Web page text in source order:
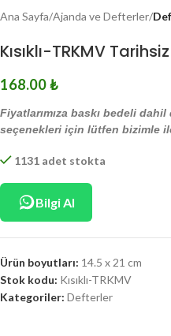
Ana Sayfa Ajanda ve Defterler
Kısıklı-TRKMV
168.00₺
Fiyatlarımıza baskı bedeli
seçenekleri için lütfen bizimle
1131 adet stokta
Bilgi Al
Ürün boyutları: 14.5 x 21 cm
Stok kodu: Kısıklı-TRKMV
Kategoriler: Defterler